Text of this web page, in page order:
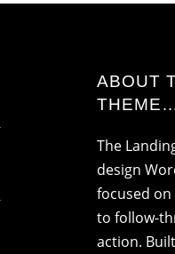
ABOUT
The
design
focused
to follow-
action.